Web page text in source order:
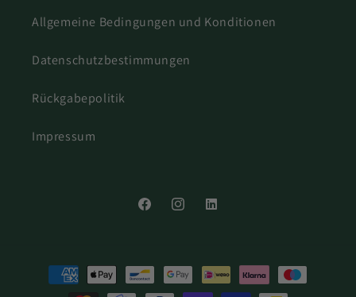
Allgemeine Bedingungen und Konditionen
Datenschutzbestimmungen
Rückgabepolitik
Impressum
FacebookInstagramLinkedIn
Zahlungsmethoden